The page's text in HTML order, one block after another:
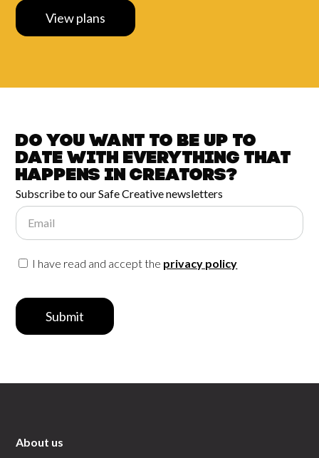
View plans
Do you want to be up to
date witheverything that
happens inCreators?
Subscribe to our Safe Creative newsletters
Email
I have read and accept the privacy policy
Submit
About us